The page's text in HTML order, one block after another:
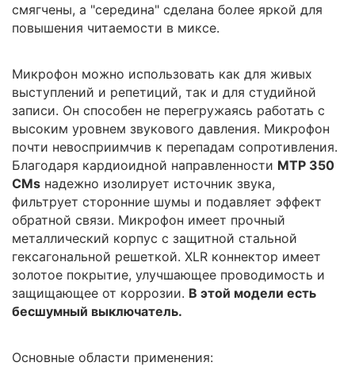
смягчены, а "середина" сделана более яркой для
повышения читаемости в миксе.
Микрофон можно использовать как для живых
выступлений и репетиций, так и для студийной
записи. Он способен не перегружаясь работать с
высоким уровнем звукового давления. Микрофон
почти невосприимчив к перепадам сопротивления.
Благодаря кардиоидной направленности MTP 350
CMs надежно изолирует источник звука,
фильтрует сторонние шумы и подавляет эффект
обратной связи. Микрофон имеет прочный
металлический корпус с защитной стальной
гексагональной решеткой. XLR коннектор имеет
золотое покрытие, улучшающее проводимость и
защищающее от коррозии. В этой модели есть
бесшумный выключатель.
Основные области применения: